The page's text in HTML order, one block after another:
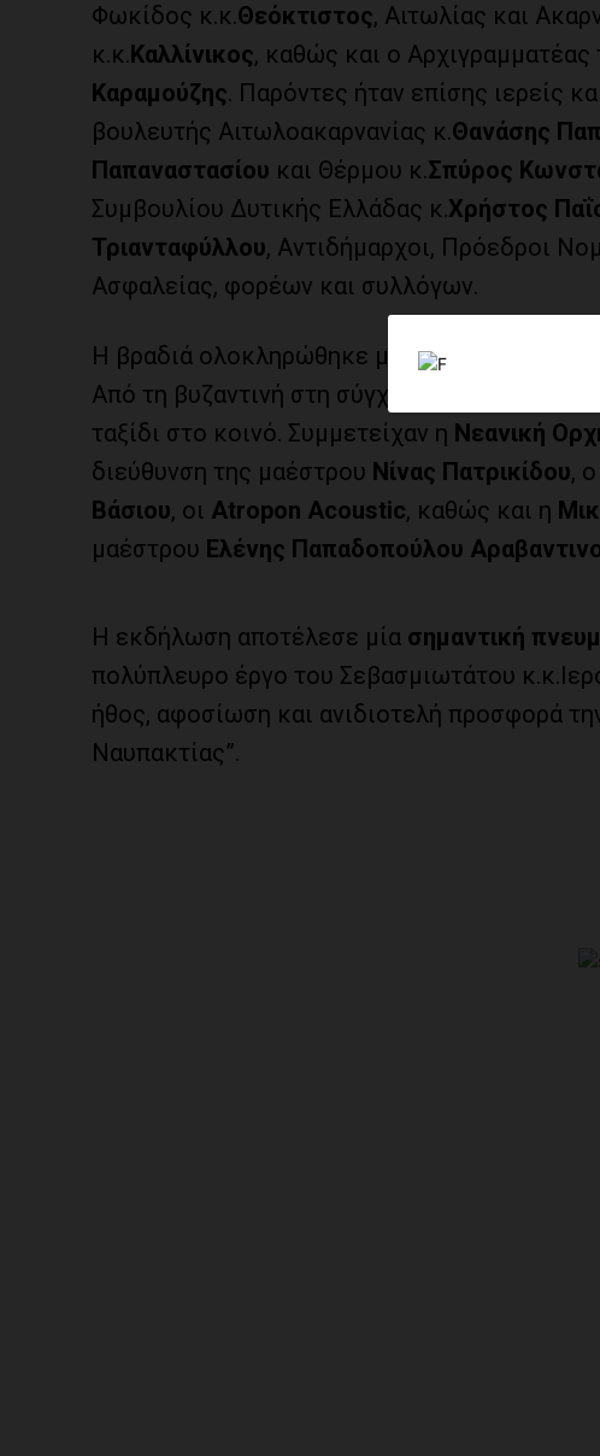
Φωκίδος κ.κ.Θεόκτιστος, Αιτωλίας και
κ.κ.Καλλίνικος, καθώς και ο Αρχιγραμματέας
Καραμούζης. Παρόντες ήταν επίσης ιερείς
βουλευτής Αιτωλοακαρνανίας κ.Θανάσης
Παπαναστασίου και Θέρμου κ.Σπύρος
Συμβουλίου Δυτικής Ελλάδας κ.Χρήστος
Τριανταφύλλου, Αντιδήμαρχοι, Πρόεδροι
Ασφαλείας, φορέων και συλλόγων.
Η βραδιά ολοκληρώθηκε με την
Από τη βυζαντινή στη σύγχρονη ελληνική
ταξίδι στο κοινό. Συμμετείχαν η Νεανική
διεύθυνση της μαέστρου Νίνας Πατρικίδου,
Βάσιου, οι Atropon Acoustic, καθώς και η
μαέστρου Ελένης Παπαδοπούλου
Η εκδήλωση αποτέλεσε μία σημαντική
πολύπλευρο έργο του Σεβασμιωτάτου
ήθος, αφοσίωση και ανιδιοτελή προσφορά
Ναυπακτίας”.